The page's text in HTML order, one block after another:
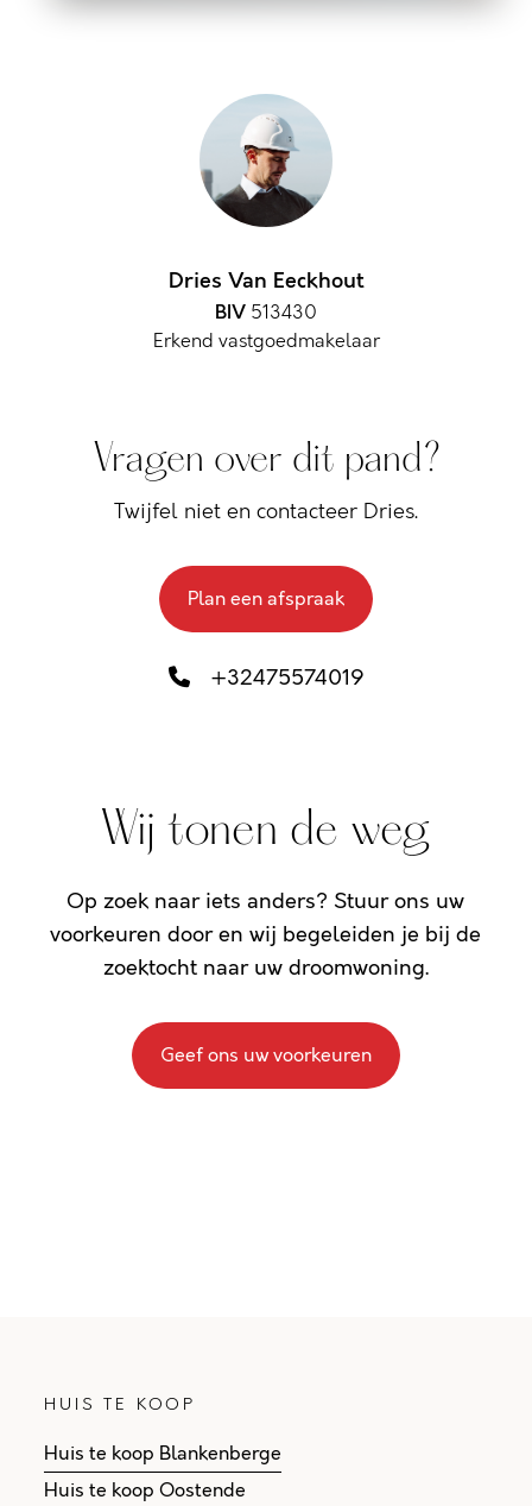
Dries Van Eeckhout
BIV 513430
Erkend vastgoedmakelaar
Vragen over dit pand?
Twijfel niet en contacteer Dries.
Plan een afspraak
+32475574019
Wij tonen de weg
Op zoek naar iets anders? Stuur ons uw
voorkeuren door en wij begeleiden je bij de
zoektocht naar uw droomwoning.
Geef ons uw voorkeuren
HUIS TE KOOP
Huis te koop Blankenberge
Huis te koop Oostende